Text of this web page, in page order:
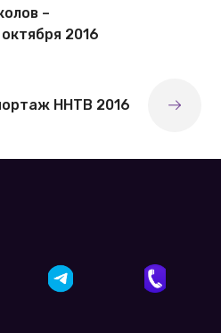
–
2016
ННТВ 2016